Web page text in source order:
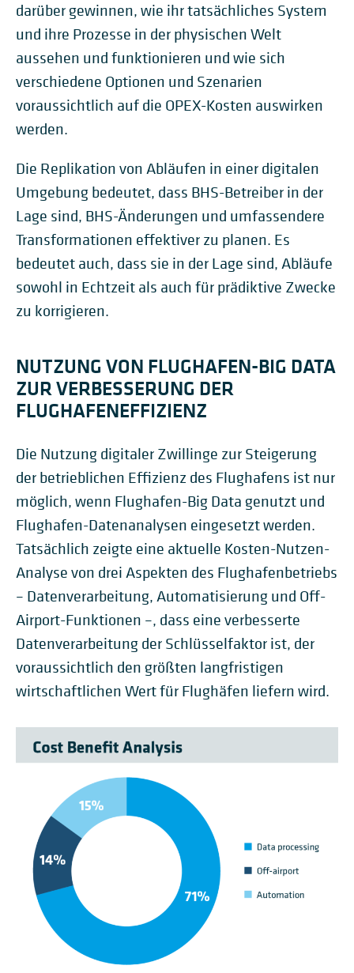
darüber gewinnen, wie ihr tatsächliches System
und ihre Prozesse in der physischen Welt
aussehen und funktionieren und wie sich
verschiedene Optionen und Szenarien
voraussichtlich auf die OPEX-Kosten auswirken
werden.
Die Replikation von Abläufen in einer digitalen
Umgebung bedeutet, dass BHS-Betreiber in der
Lage sind, BHS-Änderungen und umfassendere
Transformationen effektiver zu planen. Es
bedeutet auch, dass sie in der Lage sind, Abläufe
sowohl in Echtzeit als auch für prädiktive Zwecke
zu korrigieren.
NUTZUNG VON FLUGHAFEN-BIG DATA
ZUR VERBESSERUNG DER
FLUGHAFENEFFIZIENZ
Die Nutzung digitaler Zwillinge zur Steigerung
der betrieblichen Effizienz des Flughafens ist nur
möglich, wenn Flughafen-Big Data genutzt und
Flughafen-Datenanalysen eingesetzt werden.
Tatsächlich zeigte eine aktuelle Kosten-Nutzen-
Analyse von drei Aspekten des Flughafenbetriebs
– Datenverarbeitung, Automatisierung und Off-
Airport-Funktionen –, dass eine verbesserte
Datenverarbeitung der Schlüsselfaktor ist, der
voraussichtlich den größten langfristigen
wirtschaftlichen Wert für Flughäfen liefern wird.